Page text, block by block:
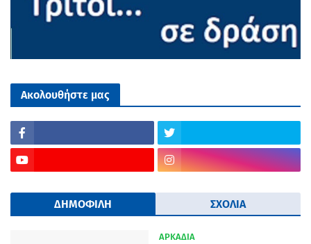
Ακολουθήστε μας
ΔΗΜΟΦΙΛΗ ΣΧΟΛΙΑ
ΑΡΚΑΔΙΑ